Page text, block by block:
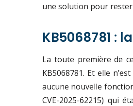
une solution pour rester
KB5068781 :
La toute première de
KB5068781. Et elle
aucune nouvelle
CVE-2025-62215) qui